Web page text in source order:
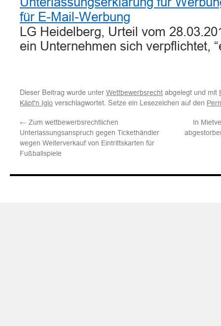
für E-Mail-Werbung
LG Heidelberg, Urteil vom
ein Unternehmen sich verpflichtet,
Dieser Beitrag wurde unter Wettbewerbsrecht abgelegt und mit
Käpt'n Iglo verschlagwortet. Setze ein Lesezeichen auf den
← Zum wettbewerbsrechtlichen
Unterlassungsanspruch gegen Tickethändler
wegen Weiterverkauf von Eintrittskarten für
Fußballspiele
In